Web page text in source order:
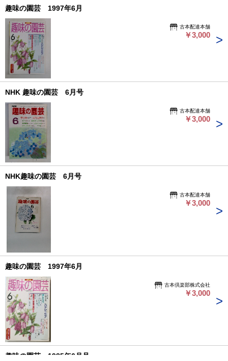
趣味の園芸 1997年6月
古本配達本舗
￥3,000
NHK 趣味の園芸 6月号
古本配達本舗
￥3,000
NHK趣味の園芸 6月号
古本配達本舗
￥3,000
趣味の園芸 1997年6月
古本倶楽部株式会社
￥3,000
趣味の園芸 1985年6月号